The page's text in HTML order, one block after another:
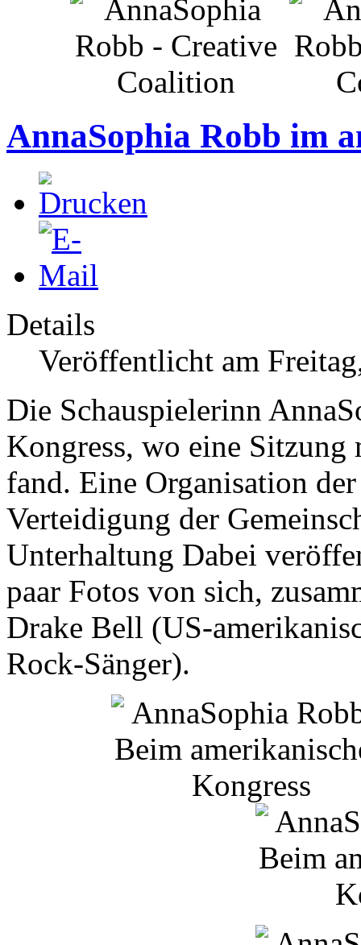
AnnaSophia Robb im
Details
Veröffentlicht am
Die Schauspielerinn
Kongress, wo eine Sitzung
fand. Eine Organisation
Verteidigung der
Unterhaltung Dabei
paar Fotos von sich,
Drake Bell (US-
Rock-Sänger).